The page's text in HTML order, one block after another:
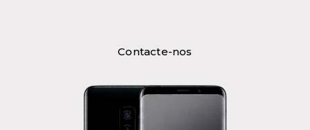
Contacte-nos